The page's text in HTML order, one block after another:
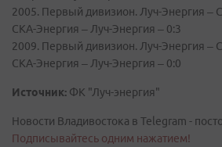
2005. Первый дивизион. Луч-Энергия –
СКА-Энергия – Луч-Энергия – 0:3
2009. Первый дивизион. Луч-Энергия –
СКА-Энергия – Луч-Энергия – 0:0
Источник: ФК "Луч-энергия"
Новости Владивостока в Telegram -
Подписывайтесь одним нажатием!